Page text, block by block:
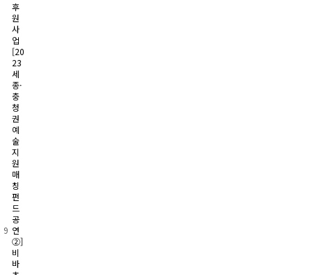
9
후
원
사
업
[20
23
세
종·
충
청
권
예
술
지
원
매
칭
펀
드
공
연
②]
비
바